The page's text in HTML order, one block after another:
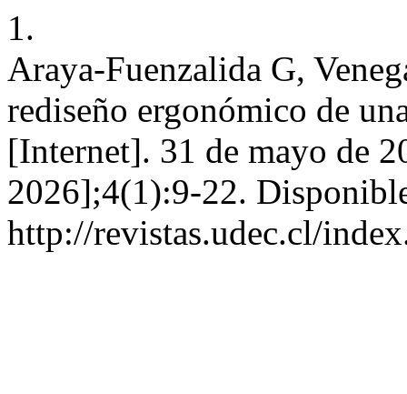
1.
Araya-Fuenzalida G,
rediseño ergonómico de
[Internet]. 31 de mayo de
2026];4(1):9-22.
http://revistas.udec.cl/